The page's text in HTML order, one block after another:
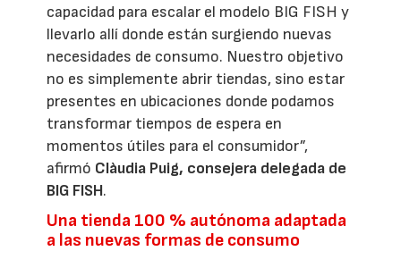
capacidad para escalar el modelo BIG FISH y
llevarlo allí donde están surgiendo nuevas
necesidades de consumo. Nuestro objetivo
no es simplemente abrir tiendas, sino estar
presentes en ubicaciones donde podamos
transformar tiempos de espera en
momentos útiles para el consumidor”,
afirmó Clàudia Puig, consejera delegada de
BIG FISH.
Una tienda 100 % autónoma adaptada
a las nuevas formas de consumo